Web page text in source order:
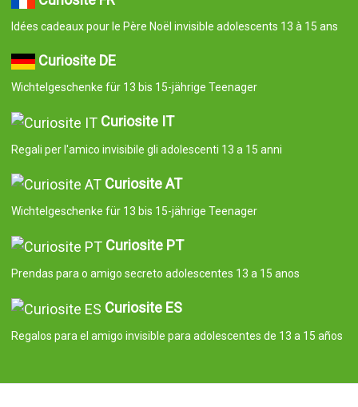
Idées cadeaux pour le Père Noël invisible adolescents 13 à 15 ans
Curiosite DE
Wichtelgeschenke für 13 bis 15-jährige Teenager
Curiosite IT
Regali per l'amico invisibile gli adolescenti 13 a 15 anni
Curiosite AT
Wichtelgeschenke für 13 bis 15-jährige Teenager
Curiosite PT
Prendas para o amigo secreto adolescentes 13 a 15 anos
Curiosite ES
Regalos para el amigo invisible para adolescentes de 13 a 15 años